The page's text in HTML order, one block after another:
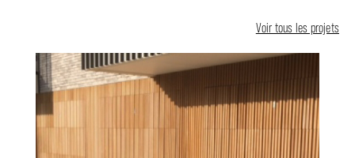
Voir tous les projets